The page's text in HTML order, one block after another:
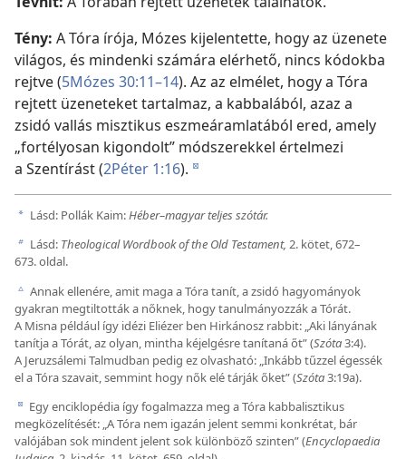
Tény: A Tóra írója, Mózes kijelentette, hogy az üzenete
világos, és mindenki számára elérhető, nincs kódokba
rejtve (5Mózes 30:11–14). Az az elmélet, hogy a Tóra
rejtett üzeneteket tartalmaz, a kabbalából, azaz a
zsidó vallás misztikus eszmeáramlatából ered, amely
„fortélyosan kigondolt” módszerekkel értelmezi
a Szentírást (2Péter 1:16). d
a Lásd: Pollák Kaim:Héber–magyar teljes szótár.
b Lásd: Theological Wordbook of the Old Testament, 2. kötet, 672–
673. oldal.
c Annak ellenére, amit maga a Tóra tanít, a zsidó hagyományok
gyakran megtiltották a nőknek, hogy tanulmányozzák a Tórát.
A Misna például így idézi Eliézer ben Hirkánosz rabbit: „Aki lányának
tanítja a Tórát, az olyan, mintha kéjelgésre tanítaná őt” (Szóta3:4).
A Jeruzsálemi Talmudban pedig ez olvasható: „Inkább tűzzel égessék
el a Tóra szavait, semmint hogy nők elé tárják őket” (Szóta3:19a).
d Egy enciklopédia így fogalmazza meg a Tóra kabbalisztikus
megközelítését: „A Tóra nem igazán jelent semmi konkrétat, bár
valójában sok mindent jelent sok különböző szinten” (Encyclopaedia